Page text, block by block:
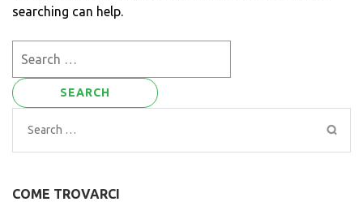
searching can help.
Search
for:
COME TROVARCI